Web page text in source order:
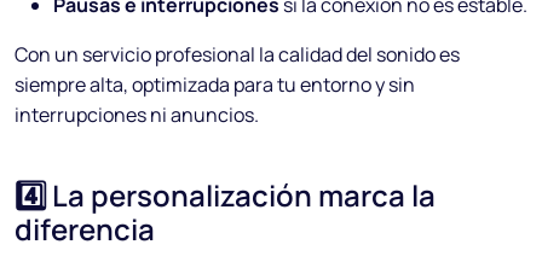
Con un servicio profesional la calidad del sonido es
siempre alta, optimizada para tu entorno y sin
interrupciones ni anuncios.
4️⃣ La personalización marca la
diferencia